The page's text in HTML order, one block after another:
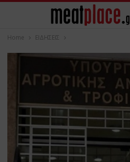
Home ΕΙΔΗΣΕΙΣ